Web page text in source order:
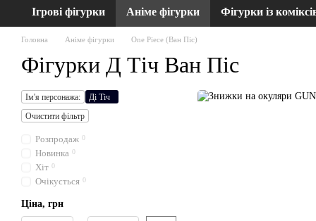
Ігрові фігурки Аніме фігурки Фігурки із
Головна Аніме фігурки One Piece (Ван Піс)
Фігурки Д Тіч Ван Піс
Ім'я персонажа:
Ді Тіч
Очистити фільтр
Розпродаж 0
Новинка 0
Хіт 0
Очікується 0
Ціна, грн